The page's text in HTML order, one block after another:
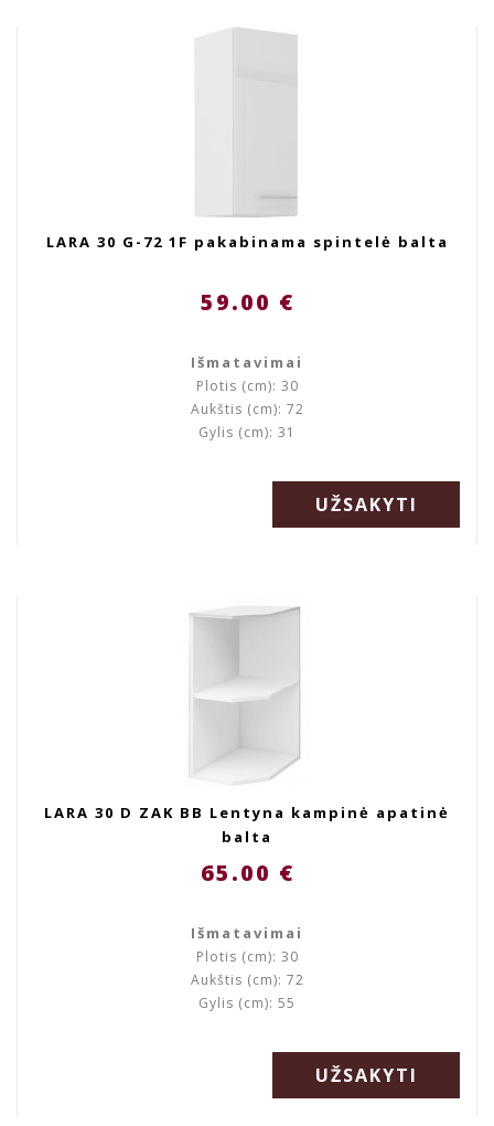
LARA 30 G-72 1F pakabinama spintelė balta
59.00 €
Išmatavimai
Plotis (cm): 30
Aukštis (cm): 72
Gylis (cm): 31
UŽSAKYTI
LARA 30 D ZAK BB Lentyna kampinė apatinė
balta
65.00 €
Išmatavimai
Plotis (cm): 30
Aukštis (cm): 72
Gylis (cm): 55
UŽSAKYTI